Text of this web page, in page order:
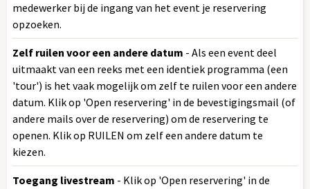
medewerker bij de ingang van het event je reservering
opzoeken.
Zelf ruilen voor een andere datum - Als een event deel
uitmaakt van een reeks met een identiek programma (een
'tour') is het vaak mogelijk om zelf te ruilen voor een andere
datum. Klik op 'Open reservering' in de bevestigingsmail (of
andere mails over de reservering) om de reservering te
openen. Klik op RUILEN om zelf een andere datum te
kiezen.
Toegang livestream - Klik op 'Open reservering' in de